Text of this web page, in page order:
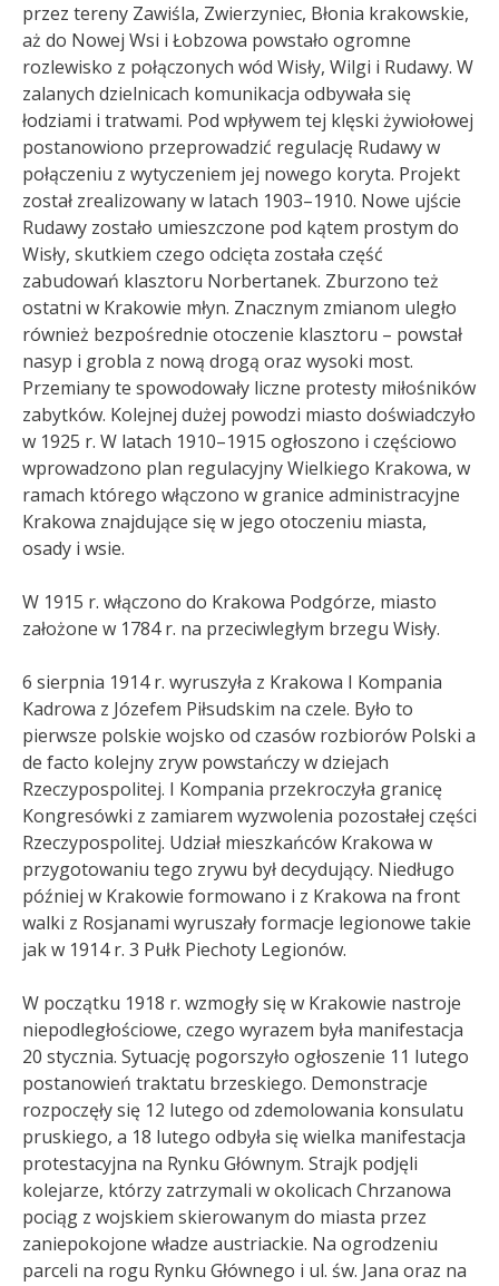
przez tereny Zawiśla, Zwierzyniec, Błonia krakowskie,
aż do Nowej Wsi i Łobzowa powstało ogromne
rozlewisko z połączonych wód Wisły, Wilgi i Rudawy. W
zalanych dzielnicach komunikacja odbywała się
łodziami i tratwami. Pod wpływem tej klęski żywiołowej
postanowiono przeprowadzić regulację Rudawy w
połączeniu z wytyczeniem jej nowego koryta. Projekt
został zrealizowany w latach 1903–1910. Nowe ujście
Rudawy zostało umieszczone pod kątem prostym do
Wisły, skutkiem czego odcięta została część
zabudowań klasztoru Norbertanek. Zburzono też
ostatni w Krakowie młyn. Znacznym zmianom uległo
również bezpośrednie otoczenie klasztoru – powstał
nasyp i grobla z nową drogą oraz wysoki most.
Przemiany te spowodowały liczne protesty miłośników
zabytków. Kolejnej dużej powodzi miasto doświadczyło
w 1925 r. W latach 1910–1915 ogłoszono i częściowo
wprowadzono plan regulacyjny Wielkiego Krakowa, w
ramach którego włączono w granice administracyjne
Krakowa znajdujące się w jego otoczeniu miasta,
osady i wsie.
W 1915 r. włączono do Krakowa Podgórze, miasto
założone w 1784 r. na przeciwległym brzegu Wisły.
6 sierpnia 1914 r. wyruszyła z Krakowa I Kompania
Kadrowa z Józefem Piłsudskim na czele. Było to
pierwsze polskie wojsko od czasów rozbiorów Polski a
de facto kolejny zryw powstańczy w dziejach
Rzeczypospolitej. I Kompania przekroczyła granicę
Kongresówki z zamiarem wyzwolenia pozostałej części
Rzeczypospolitej. Udział mieszkańców Krakowa w
przygotowaniu tego zrywu był decydujący. Niedługo
później w Krakowie formowano i z Krakowa na front
walki z Rosjanami wyruszały formacje legionowe takie
jak w 1914 r. 3 Pułk Piechoty Legionów.
W początku 1918 r. wzmogły się w Krakowie nastroje
niepodległościowe, czego wyrazem była manifestacja
20 stycznia. Sytuację pogorszyło ogłoszenie 11 lutego
postanowień traktatu brzeskiego. Demonstracje
rozpoczęły się 12 lutego od zdemolowania konsulatu
pruskiego, a 18 lutego odbyła się wielka manifestacja
protestacyjna na Rynku Głównym. Strajk podjęli
kolejarze, którzy zatrzymali w okolicach Chrzanowa
pociąg z wojskiem skierowanym do miasta przez
zaniepokojone władze austriackie. Na ogrodzeniu
parceli na rogu Rynku Głównego i ul. św. Jana oraz na